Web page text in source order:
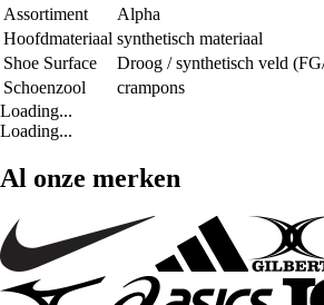
Assortiment
Alpha
Hoofdmateriaal synthetisch materiaal
Shoe Surface
Droog / synthetisch veld
Schoenzool
crampons
Loading...
Loading...
Al onze merken